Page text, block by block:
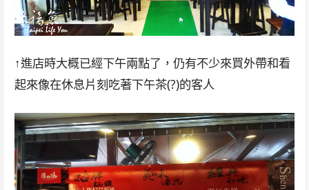
↑進店時大概已經下午兩點了，仍有不少來買外帶和看
起來像在休息片刻吃著下午茶(?)的客人